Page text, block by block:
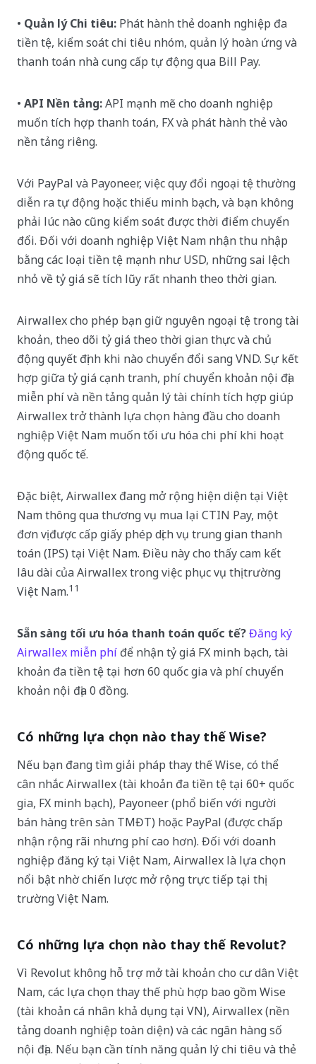
• Quản lý Chi tiêu: Phát hành thẻ doanh nghiệp đa
tiền tệ, kiểm soát chi tiêu nhóm, quản lý hoàn ứng và
thanh toán nhà cung cấp tự động qua Bill Pay.
• API Nền tảng:API mạnh mẽ cho doanh nghiệp
muốn tích hợp thanh toán, FX và phát hành thẻ vào
nền tảng riêng.
Với PayPal và Payoneer, việc quy đổi ngoại tệ thường
diễn ra tự động hoặc thiếu minh bạch, và bạn không
phải lúc nào cũng kiểm soát được thời điểm chuyển
đổi. Đối với doanh nghiệp Việt Nam nhận thu nhập
bằng các loại tiền tệ mạnh như USD, những sai lệch
nhỏ về tỷ giá sẽ tích lũy rất nhanh theo thời gian.
Airwallex cho phép bạn giữ nguyên ngoại tệ trong tài
khoản, theo dõi tỷ giá theo thời gian thực và chủ
động quyết định khi nào chuyển đổi sang VND. Sự kết
hợp giữa tỷ giá cạnh tranh, phí chuyển khoản nội địa
miễn phí và nền tảng quản lý tài chính tích hợp giúp
Airwallex trở thành lựa chọn hàng đầu cho doanh
nghiệp Việt Nam muốn tối ưu hóa chi phí khi hoạt
động quốc tế.
Đặc biệt, Airwallex đang mở rộng hiện diện tại Việt
Nam thông qua thương vụ mua lại CTIN Pay, một
đơn vị được cấp giấy phép dịch vụ trung gian thanh
toán (IPS) tại Việt Nam. Điều này cho thấy cam kết
lâu dài của Airwallex trong việc phục vụ thị trường
Việt Nam.11
Sẵn sàng tối ưu hóa thanh toán quốc tế?Đăng ký
Airwallex miễn phí để nhận tỷ giá FX minh bạch, tài
khoản đa tiền tệ tại hơn 60 quốc gia và phí chuyển
khoản nội địa 0 đồng.
Có những lựa chọn nào thay thế Wise?
Nếu bạn đang tìm giải pháp thay thế Wise, có thể
cân nhắc Airwallex (tài khoản đa tiền tệ tại 60+ quốc
gia, FX minh bạch), Payoneer (phổ biến với người
bán hàng trên sàn TMĐT) hoặc PayPal (được chấp
nhận rộng rãi nhưng phí cao hơn). Đối với doanh
nghiệp đăng ký tại Việt Nam, Airwallex là lựa chọn
nổi bật nhờ chiến lược mở rộng trực tiếp tại thị
trường Việt Nam.
Có những lựa chọn nào thay thế Revolut?
Vì Revolut không hỗ trợ mở tài khoản cho cư dân Việt
Nam, các lựa chọn thay thế phù hợp bao gồm Wise
(tài khoản cá nhân khả dụng tại VN), Airwallex (nền
tảng doanh nghiệp toàn diện) và các ngân hàng số
nội địa. Nếu bạn cần tính năng quản lý chi tiêu và thẻ